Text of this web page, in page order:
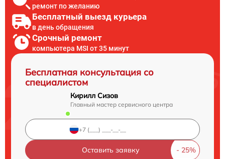
ремонт по желанию
Бесплатный выезд курьера
в день обращения
Срочный ремонт
компьютера MSI от 35 минут
Бесплатная консультация со
специалистом
Кирилл Сизов
Главный мастер сервисного центра
Оставить заявку